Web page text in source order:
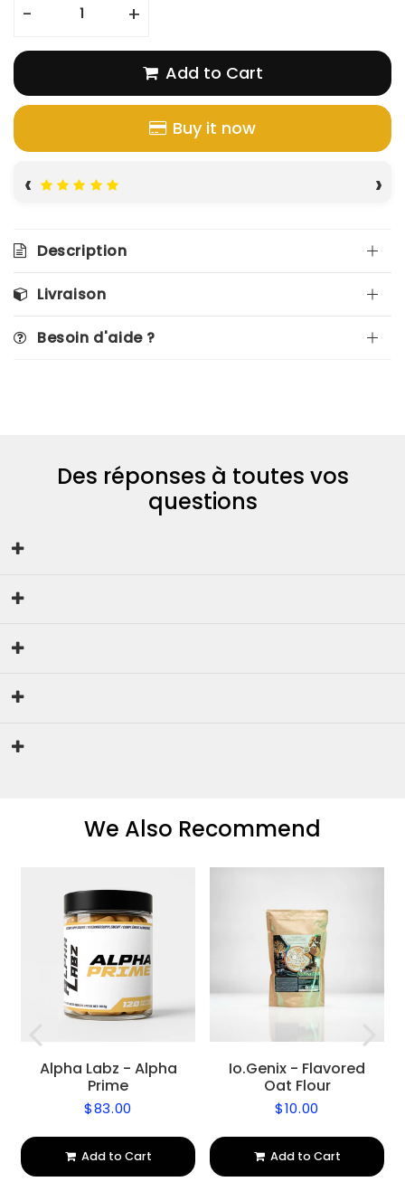
- +
Add to Cart
Buy it now
‹ ›
Description
Livraison
Besoin d'aide ?
Des réponses à toutes vos
questions
We Also Recommend
Alpha Labz - Alpha
Prime
Regular
$83.00
Add to Cart
Io.Genix - Flavored
Oat Flour
Regular
$10.00
Add to Cart